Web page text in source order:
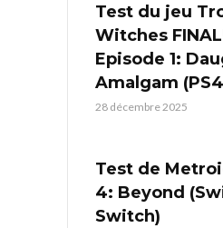
Test du jeu
Witches
Episode 1:
Amalgam
28 décembre 2025
Test de
4: Beyond
Switch)